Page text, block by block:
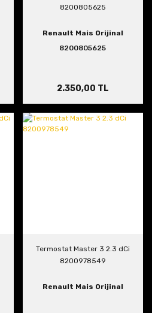
8200805625
Renault Mais Orijinal
8200805625
2.350,00 TL
Termostat Master 3 2.3 dCi
8200978549
Renault Mais Orijinal